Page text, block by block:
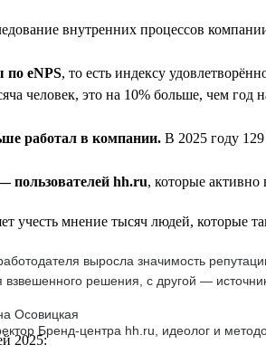
внутренних процессов
eNPS, то есть индексу
человек, это на 10% больше, чем год
работал в компании. В 2025 году
пользователей hh.ru, которые
учесть мнение тысяч людей, которые
выросла значимость
взвешенного решения, с другой —
Осовицкая
Бренд-центра hh.ru, идеолог и